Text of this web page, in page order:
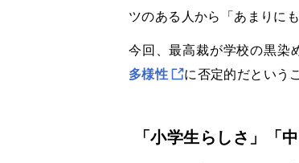
ツのある人から「あまりに
今回、最高裁が学校の黒染
多様性
に否定的だという
「小学生らしさ」「